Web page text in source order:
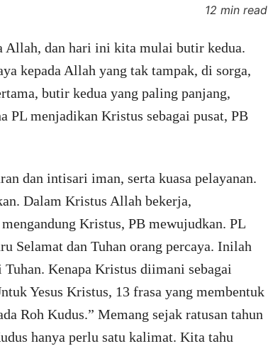
12 min read
Allah, dan hari ini kita mulai butir kedua.
kepada Allah yang tak tampak, di sorga,
butir kedua yang paling panjang,
PL menjadikan Kristus sebagai pusat, PB
dan intisari iman, serta kuasa pelayanan.
Dalam Kristus Allah bekerja,
Kristus, PB mewujudkan. PL
Selamat dan Tuhan orang percaya. Inilah
Kenapa Kristus diimani sebagai
Yesus Kristus, 13 frasa yang membentuk
Roh Kudus.” Memang sejak ratusan tahun
hanya perlu satu kalimat. Kita tahu